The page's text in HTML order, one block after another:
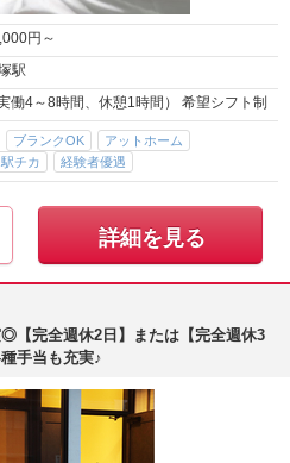
円～
駅
働4～8時間、休憩1時間） 希望シフト制
ブランクOK
アットホーム
駅チカ 経験者優遇
詳細を見る
【完全週休2日】または【完全週休3
手当も充実♪